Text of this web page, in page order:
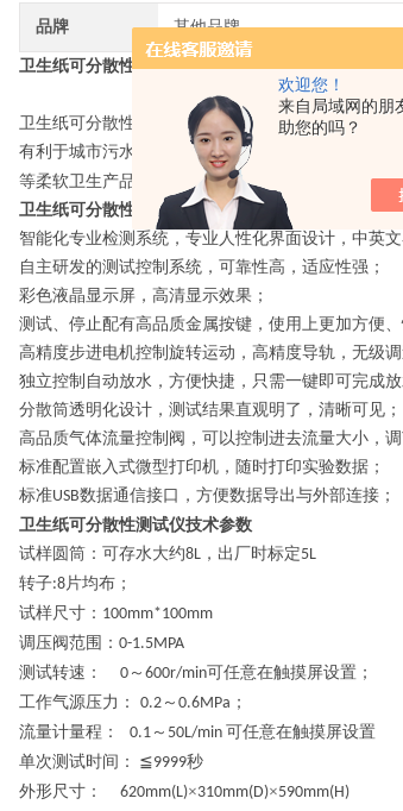
欢迎您！
来自局域网的朋
助您的吗？
品牌 其他品牌
卫生纸可分散性测试仪测试稳定卫生纸可分散性测
卫生纸可分散性测试仪适用于卫生纸的可分散性影
有利于城市污水的处理循环，所以检测卫生纸的可
等柔软卫生产品可分散性能的检测。广泛应用于卫
卫生纸可分散性测试仪技术特点
智能化专业检测 系统，专业人性化界面设计， 中英
自主研发的测试控制系统，可靠性高，适应性强；
彩色液晶显示屏，高清显示效果；
测试、停止配有高品质金属按键，使用上更加方便
高精度步进电机控制旋转运动， 高精度导轨， 无级
独立控制自动放水，方便快捷，只需一键即可完成放
分散筒透明化设计，测试结果直观明了，清晰可见；
高品质气体流量控制阀，可以控制进去流量大小，调
标准配置嵌入式微型打印机，随时打印实验数据；
标准USB数据通信接口，方便数据导出与外部连接；
卫生纸可分散性测试仪技术参数
试样圆筒：可存水大约8L ，出厂时标定5L
转子:8片均布；
试样尺寸： 100mm*100mm
调压阀范围： 0-1.5MPA
测试转速：
0 ～ 600r/min可任意在触摸屏设置 ；
工作气源压力：
0.2 ～ 0.6MPa ；
流量计量程：
0.1 ～ 50L/min 可任意在触摸屏设置
单次测试时间：
≦9999秒
外形尺寸：
620mm(L)×310mm(D)×590mm(H)